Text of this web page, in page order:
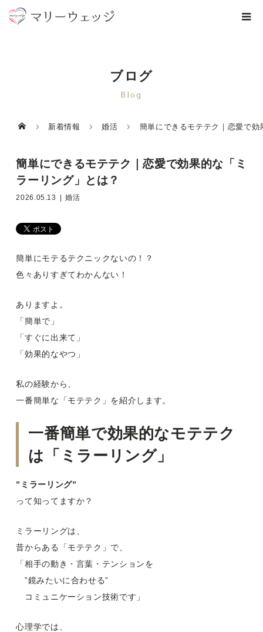
ブログ
Blog
新着情報 婚活 簡単にできるモテテク｜恋愛で
簡単にできるモテテク｜恋愛で効果的な「ミ
ラーリング」とは？
2026.05.13 婚活
簡単にモテるテクニックないの！？
色々ありすぎてわかんない！
ありますよ。
「簡単で」
「すぐに出来て」
「効果的なやつ」
私の経験から、
一番簡単な「モテテク」を紹介します。
一番簡単で効果的なモテテク
は「ミラーリング」
”ミラーリング”
って知ってますか？
ミラーリングは、
昔からある「モテテク」で、
「相手の動き・言葉・テンションを
”鏡みたいに合わせる”
コミュニケーション技術です」
心理学では、